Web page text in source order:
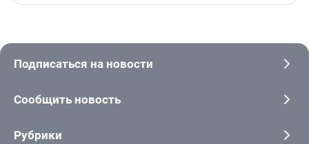
Подписаться на новости
Сообщить новость
Рубрики